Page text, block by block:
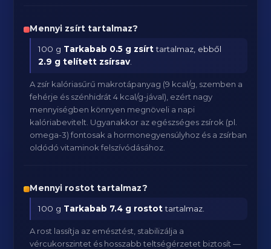
Mennyi zsírt tartalmaz?
100 g Tarkabab 0.5 g zsírttartalmaz, ebből
2.9 g telített zsírsav
A zsír kalóriasűrű makrotápanyag (9 kcal/g, szemben a
fehérje és szénhidrát 4 kcal/g-jával), ezért nagy
mennyiségben könnyen megnöveli a napi
kalóriabevitelt. Ugyanakkor az egészséges zsírok (pl.
omega-3) fontosak a hormonegyensúlyhoz és a zsírban
oldódó vitaminok felszívódásához.
Mennyi rostot tartalmaz?
100 g Tarkabab 7.4 g rostottartalmaz.
A rost lassítja az emésztést, stabilizálja a
vércukorszintet és hosszabb teltségérzetet biztosít —